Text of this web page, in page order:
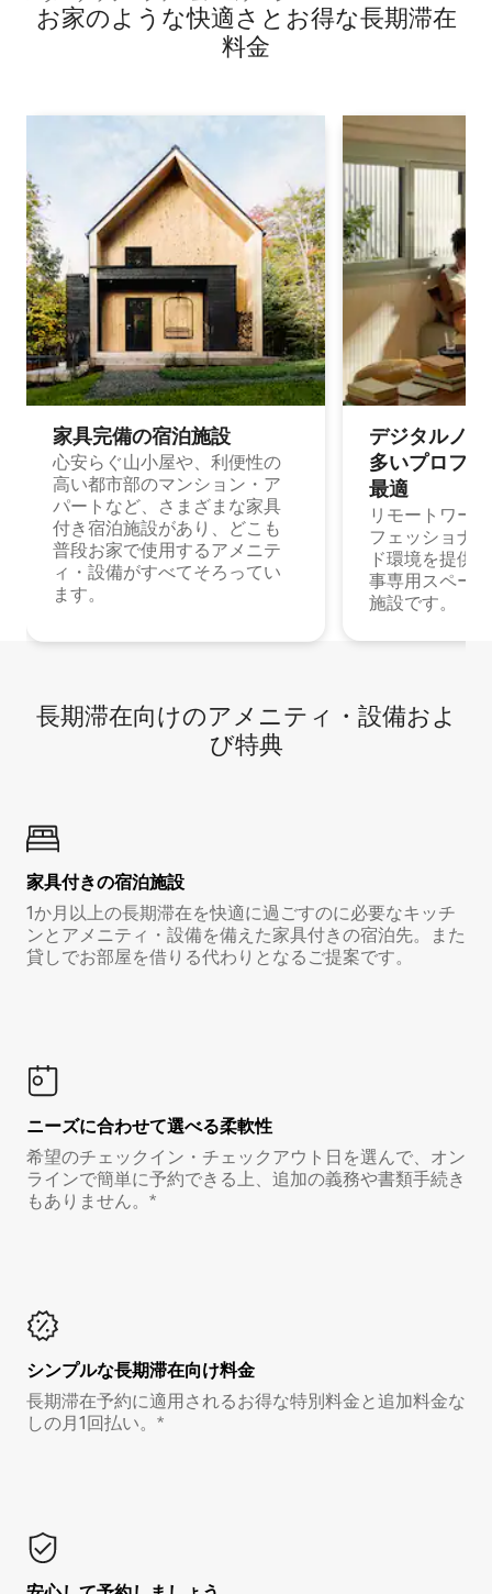
お家のような快⁠適⁠さ⁠とお⁠得⁠な長⁠期⁠滞⁠在
料⁠金
家具完備の宿⁠泊⁠施⁠設
心安らぐ山小屋や、利便性の
高い都市部のマンション・ア
パートなど、さまざまな家具
付き宿泊施設があり、どこも
普段お家で使用するアメニテ
ィ・設備がすべてそろってい
ます。
デジタルノ
多⁠いプ⁠ロ⁠フ⁠
最⁠適
リモートワー
フェッショナ
ド環境を提供
事専用スペー
施設です。
長期滞在向け⁠のア⁠メ⁠ニ⁠テ⁠ィ⁠・設⁠備⁠およ
び特⁠典
家具付き⁠の宿⁠泊⁠施⁠設
1か月以上の長期滞在を快適に過ごすのに必要なキッチ
ンとアメニティ・設備を備えた家具付きの宿泊先。また
貸しでお部屋を借りる代わりとなるご提案です。
ニーズに合わせて選べる柔軟性
希望のチェックイン・チェックアウト日を選んで、オン
ラインで簡単に予約できる上、追加の義務や書類手続き
もありません。*
シンプルな長期滞在向け料金
長期滞在予約に適用されるお得な特別料金と追加料金な
しの月1回払い。*